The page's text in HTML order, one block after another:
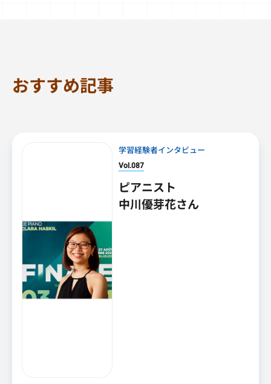
おすすめ記事
学習経験者インタビュー
Vol.087
ピアニスト
中川優芽花さん